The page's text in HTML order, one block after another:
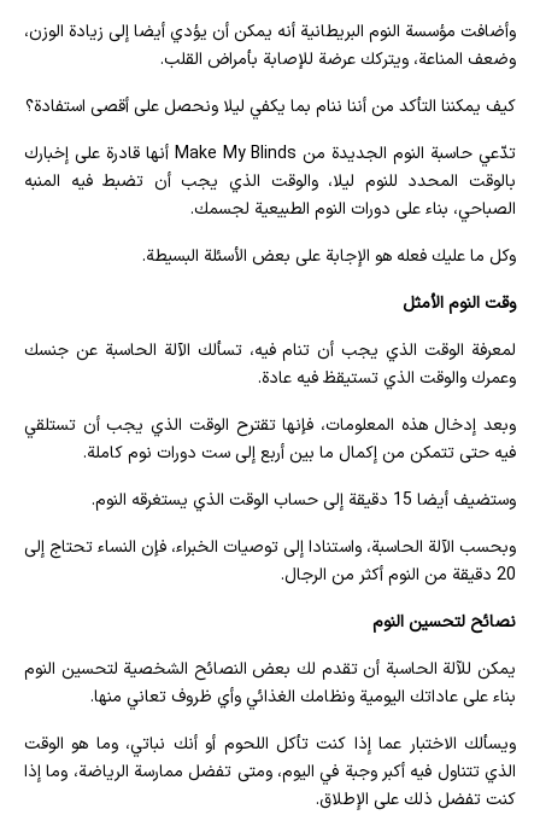
وأضافت مؤسسة النوم البريطانية أنه يمكن أن يؤدي أيضا إلى زيادة الوزن،
وضعف المناعة، ويتركك عرضة للإصابة بأمراض القلب.
كيف يمكننا التأكد من أننا ننام بما يكفي ليلا ونحصل على أقصى استفادة؟
تدّعي حاسبة النوم الجديدة من Make My Blinds أنها قادرة على إخبارك
بالوقت المحدد للنوم ليلا، والوقت الذي يجب أن تضبط فيه المنبه
الصباحي، بناء على دورات النوم الطبيعية لجسمك.
وكل ما عليك فعله هو الإجابة على بعض الأسئلة البسيطة.
وقت النوم الأمثل
لمعرفة الوقت الذي يجب أن تنام فيه، تسألك الآلة الحاسبة عن جنسك
وعمرك والوقت الذي تستيقظ فيه عادة.
وبعد إدخال هذه المعلومات، فإنها تقترح الوقت الذي يجب أن تستلقي
فيه حتى تتمكن من إكمال ما بين أربع إلى ست دورات نوم كاملة.
وستضيف أيضا 15 دقيقة إلى حساب الوقت الذي يستغرقه النوم.
وبحسب الآلة الحاسبة، واستنادا إلى توصيات الخبراء، فإن النساء تحتاج إلى
20 دقيقة من النوم أكثر من الرجال.
نصائح لتحسين النوم
يمكن للآلة الحاسبة أن تقدم لك بعض النصائح الشخصية لتحسين النوم
بناء على عاداتك اليومية ونظامك الغذائي وأي ظروف تعاني منها.
ويسألك الاختبار عما إذا كنت تأكل اللحوم أو أنك نباتي، وما هو الوقت
الذي تتناول فيه أكبر وجبة في اليوم، ومتى تفضل ممارسة الرياضة، وما إذا
كنت تفضل ذلك على الإطلاق.